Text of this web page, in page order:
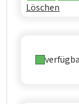
Löschen